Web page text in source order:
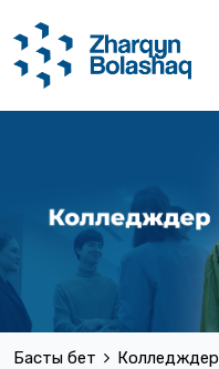
Басты бет Колледждер